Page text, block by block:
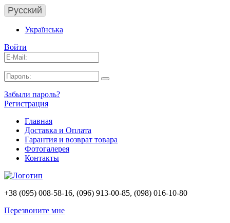
Русский
Українська
Войти
Забыли пароль?
Регистрация
Главная
Доставка и Оплата
Гарантия и возврат товара
Фотогалерея
Контакты
+38 (095) 008-58-16, (096) 913-00-85, (098) 016-10-80
Перезвоните мне